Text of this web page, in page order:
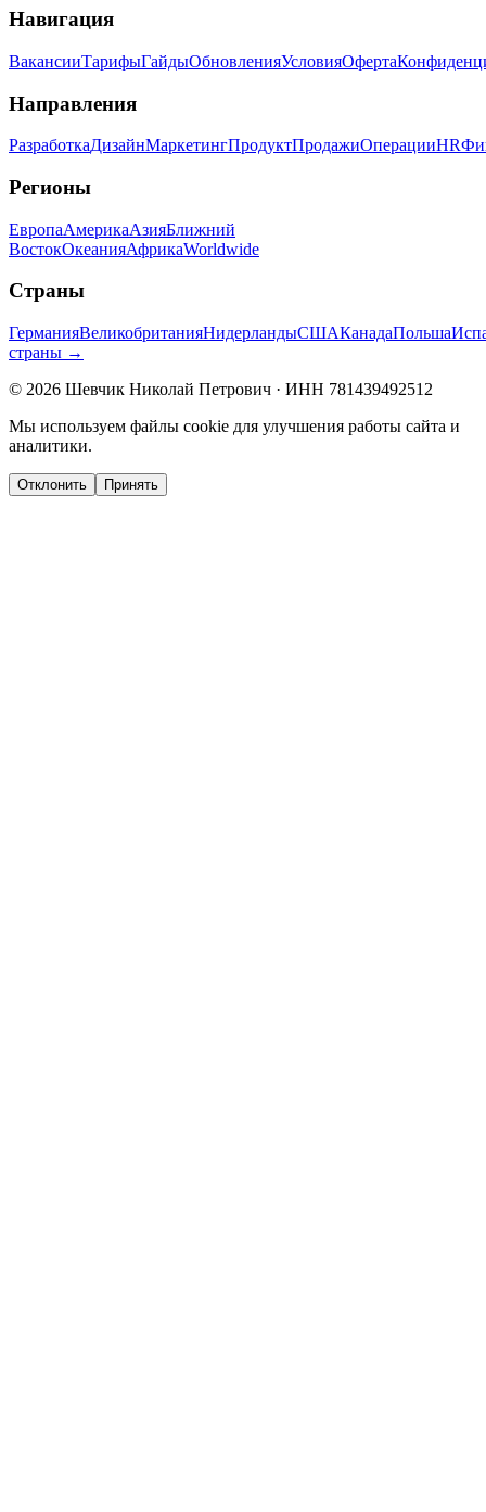
Навигация
ВакансииТарифыГайдыОбновленияУсловияОферта
Направления
РазработкаДизайнМаркетингПродуктПродажиОперацииHR
Регионы
ЕвропаАмерикаАзияБлижний
ВостокОкеанияАфрикаWorldwide
Страны
ГерманияВеликобританияНидерландыСШАКанадаПольша
страны →
© 2026 Шевчик Николай Петрович · ИНН 781439492512
Мы используем файлы cookie для улучшения работы сайта и
аналитики.
Отклонить Принять